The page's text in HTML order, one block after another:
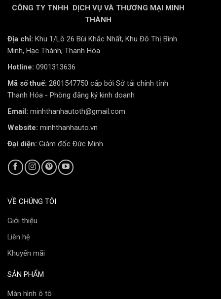
CÔNG TY TNHH DỊCH VỤ VÀ THƯƠNG MẠI MINH
THÀNH
Địa chỉ: Khu 1/Lô 26 Bùi Khắc Nhất, Khu Đô Thị Bình
Minh, Hạc Thành, Thanh Hóa.
Hotline: 0901313636
Mã số thuế: 2801547750 cấp bởi Sở tải chính tỉnh
Thanh Hóa - Phòng đăng ký kinh doanh
Email: minhthanhautoth@gmail.com
Website: minhthanhauto.vn
Đại diện: Giám đốc Đức Minh
VỀ CHÚNG TÔI
Giới thiệu
Liên hệ
Khuyến mãi
SẢN PHẨM
Màn hình ô tô